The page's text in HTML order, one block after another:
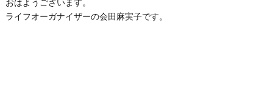
おはようございます。
ライフオーガナイザーの会田麻実子です。